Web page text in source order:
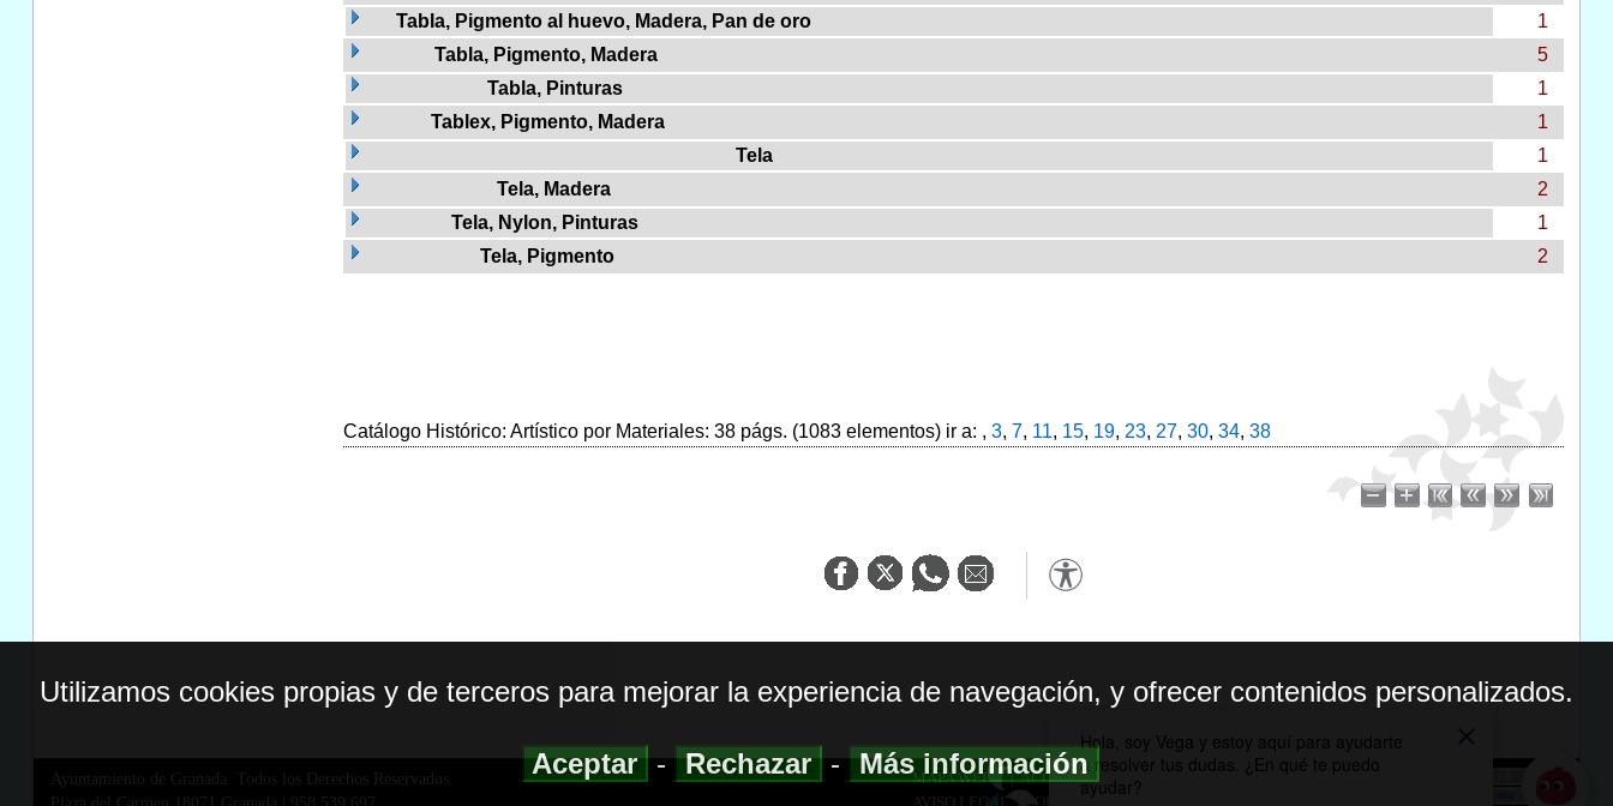
Tabla, Pigmento al huevo, Madera, Pan de oro
1
Tabla, Pigmento, Madera
5
Tabla, Pinturas
1
Tablex, Pigmento, Madera
1
Tela
1
Tela, Madera
2
Tela, Nylon, Pinturas
1
Tela, Pigmento
2
Catálogo Histórico: Artístico por Materiales: 38 págs. (1083 elementos) ir a: , 3, 7, 11, 15, 19, 23, 27, 30, 34, 38
Ayuntamiento de Granada. Todos los Derechos Reservados.
MAPA WEB|ACCESIBILIDAD
AVISO LEGAL| POLITICA DE PRIVACIDAD
Utilizamos cookies propias y de terceros para mejorar la experiencia de navegación, y ofrecer contenidos personalizados.
Aceptar-Rechazar-Más información